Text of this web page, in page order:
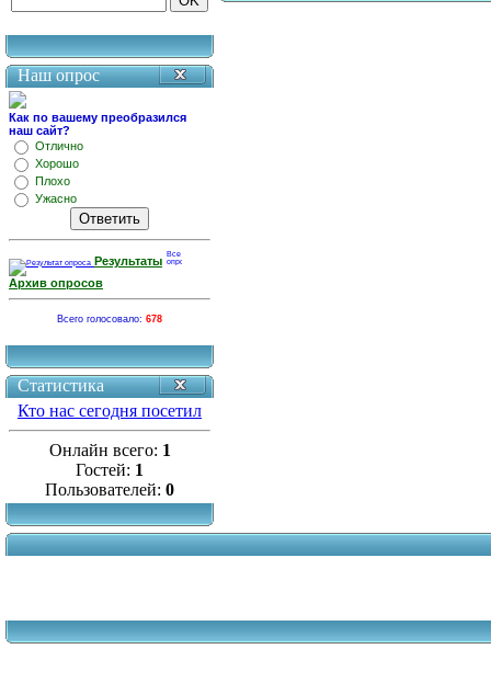
Наш опрос
Как по вашему преобразился
наш сайт?
Отлично
Хорошо
Плохо
Ужасно
Результаты
Архив опросов
Всего голосовало: 678
Статистика
Кто нас сегодня посетил
Онлайн всего: 1
Гостей: 1
Пользователей: 0